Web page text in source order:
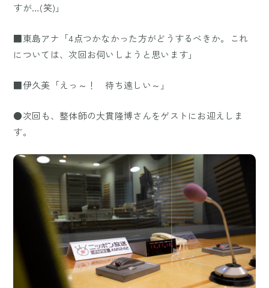
すが…(笑)」
■東島アナ「4点つかなかった方がどうするべきか。これ
については、次回お伺いしようと思います」
■伊久美「えっ～！ 待ち遠しい～」
●次回も、整体師の大貫隆博さんをゲストにお迎えしま
す。